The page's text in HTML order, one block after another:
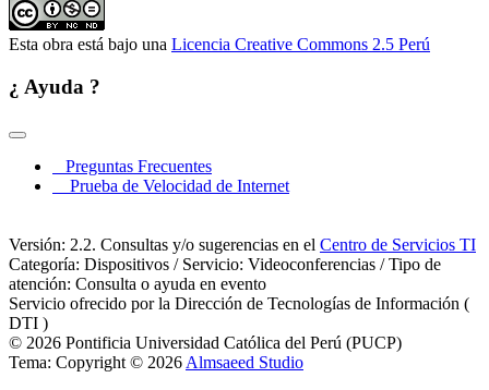
Esta obra está bajo una Licencia Creative Commons 2.5 Perú
¿ Ayuda ?
Preguntas Frecuentes
Prueba de Velocidad de Internet
Versión: 2.2. Consultas y/o sugerencias en el Centro de Servicios TI
Categoría: Dispositivos / Servicio: Videoconferencias / Tipo de
atención: Consulta o ayuda en evento
Servicio ofrecido por la Dirección de Tecnologías de Información (
DTI )
© 2026 Pontificia Universidad Católica del Perú (PUCP)
Tema: Copyright © 2026 Almsaeed Studio